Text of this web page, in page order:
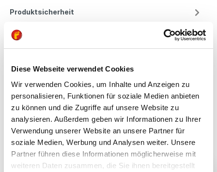
Diese Webseite verwendet Cookies
Wir verwenden Cookies, um Inhalte und Anzeigen zu
personalisieren, Funktionen für soziale Medien anbieten
zu können und die Zugriffe auf unsere Website zu
analysieren. Außerdem geben wir Informationen zu Ihrer
Verwendung unserer Website an unsere Partner für
soziale Medien, Werbung und Analysen weiter. Unsere
Partner führen diese Informationen möglicherweise mit
weiteren Daten zusammen, die Sie ihnen bereitgestellt
Produktsicherheit
All unsere Schuhe sind
auf die Bedürfnisse
von Kindern
ausgerichtet. Sie
bieten optimalen Halt,
Fußentwicklung und
sind aus